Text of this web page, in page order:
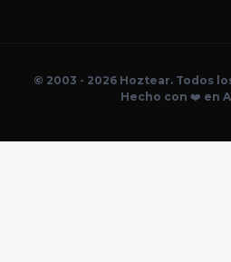
© 2003 - 2026 Hoztear. Todos
Hecho con ❤️ en